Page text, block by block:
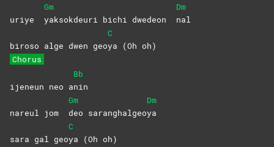
uriye
Gm
yaksokdeuri bichi dwedeon
Dm
nal
biroso alge dwen geo
C
ya (Oh oh)
Chorus
ijeneun neo a
Bb
nin
nareul jom
Gm
deo saranghalgeo
Dm
ya
sara gal geo
C
ya (Oh oh)